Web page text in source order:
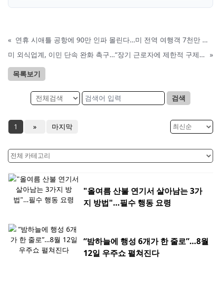
«
연휴 시애틀 공항에 90만 인파 몰린다…미 전역 여행객 7천만 명 돌파
미 외식업계, 이민 단속 완화 촉구…“장기 근로자에 제한적 구제 필요” »
목록보기
검색
1 » 마지막
"올여름 산불 연기서 살아남는 3가
지 방법"…필수 행동 요령
“밤하늘에 행성 6개가 한 줄로”…8월
12일 우주쇼 펼쳐진다